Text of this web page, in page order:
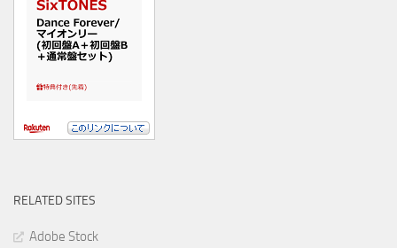
RELATED SITES
Adobe Stock